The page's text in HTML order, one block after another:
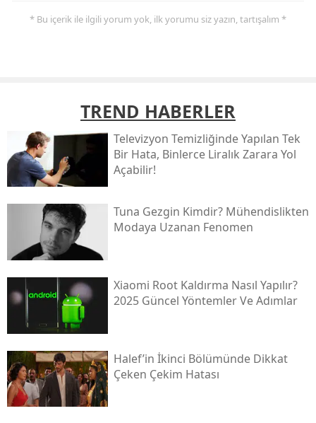
* Bu içerik ile ilgili yorum yok, ilk yorumu siz yazın, tartışalım *
TREND HABERLER
Televizyon Temizliğinde Yapılan Tek
Bir Hata, Binlerce Liralık Zarara Yol
Açabilir!
Tuna Gezgin Kimdir? Mühendislikten
Modaya Uzanan Fenomen
Xiaomi Root Kaldırma Nasıl Yapılır?
2025 Güncel Yöntemler Ve Adımlar
Halef’in İkinci Bölümünde Dikkat
Çeken Çekim Hatası